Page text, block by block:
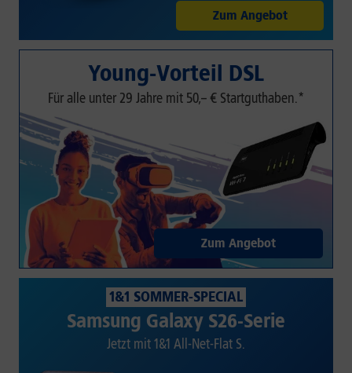
Zum Angebot
Young-Vorteil DSL
Für alle unter 29 Jahre mit 50,– € Startguthaben.*
Zum Angebot
1&1 SOMMER-SPECIAL
Samsung Galaxy S26-Serie
Jetzt mit 1&1 All-Net-Flat S.